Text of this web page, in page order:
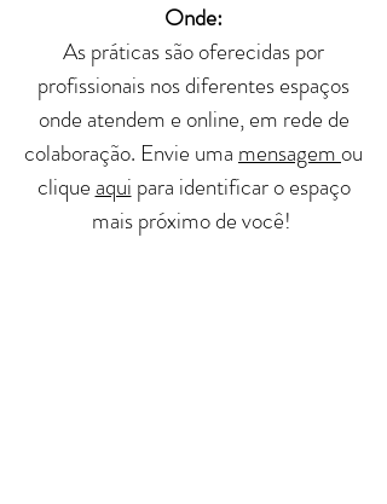
Onde:
As práticas são oferecidas por
profissionais nos diferentes espaços
onde atendem e online, em rede de
colaboração. Envie uma mensagem ou
cliqueaqui para identificar o espaço
mais próximo de você!